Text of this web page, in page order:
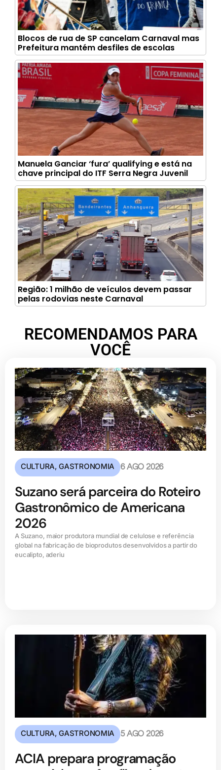
Blocos de rua de SP cancelam Carnaval mas
Prefeitura mantém desfiles de escolas
Manuela Ganciar ‘fura’ qualifying e está na
chave principal do ITF Serra Negra Juvenil
Região: 1 milhão de veículos devem passar
pelas rodovias neste Carnaval
RECOMENDAMOS PARA
VOCÊ
CULTURA,GASTRONOMIA 6 AGO 2026
Suzano será parceira do Roteiro
Gastronômico de Americana
2026
A Suzano, maior produtora mundial de celulose e referência
global na fabricação de bioprodutos desenvolvidos a partir do
eucalipto, aderiu
CULTURA,GASTRONOMIA 5 AGO 2026
ACIA prepara programação